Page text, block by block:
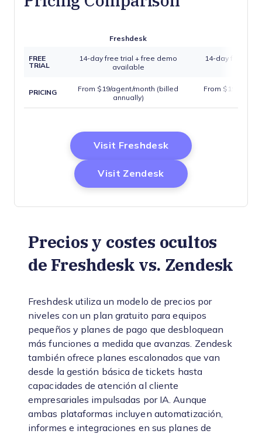
Freshdesk
FREE
TRIAL
14-day free trial + free demo
available
14-day free trial
PRICING
From $19/agent/month (billed
annually)
From $19/
Visit FreshdeskOpens New
Visit ZendeskOpens New Window
Precios y costes ocultos
de Freshdesk vs. Zendesk
Freshdesk utiliza un modelo de precios por
niveles con un plan gratuito para equipos
pequeños y planes de pago que desbloquean
más funciones a medida que avanzas. Zendesk
también ofrece planes escalonados que van
desde la gestión básica de tickets hasta
capacidades de atención al cliente
empresariales impulsadas por IA. Aunque
ambas plataformas incluyen automatización,
informes e integraciones en sus planes de